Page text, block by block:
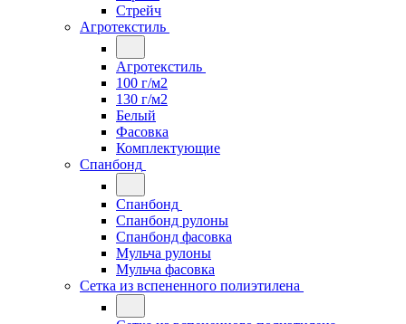
Стрейч
Агротекстиль
Агротекстиль
100 г/м2
130 г/м2
Белый
Фасовка
Комплектующие
Спанбонд
Спанбонд
Спанбонд рулоны
Спанбонд фасовка
Мульча рулоны
Мульча фасовка
Сетка из вспененного полиэтилена